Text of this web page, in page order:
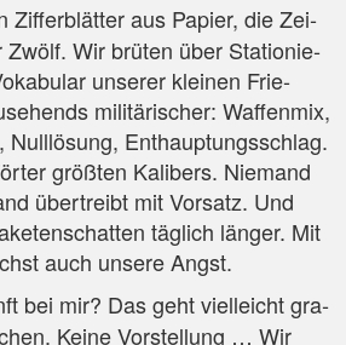
Zif­fer­blät­ter aus Papier, die Zei­
Zwölf. Wir brü­ten über Sta­tio­nie­
unse­rer klei­nen Frie­
mili­tä­ri­scher: Waf­fen­mix,
Null­lö­sung, Ent­haup­tungs­schlag.
größ­ten Kali­bers. Nie­mand
über­treibt mit Vor­satz. Und
täg­lich län­ger. Mit
auch unse­re Angst.
bei mir? Das geht viel­leicht gra­
Kei­ne Vor­stel­lung … Wir